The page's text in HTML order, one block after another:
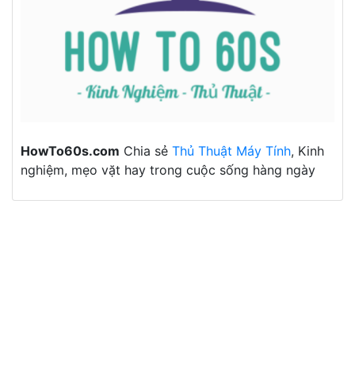
HowTo60s.com Chia sẻ Thủ Thuật Máy Tính, Kinh
nghiệm, mẹo vặt hay trong cuộc sống hàng ngày